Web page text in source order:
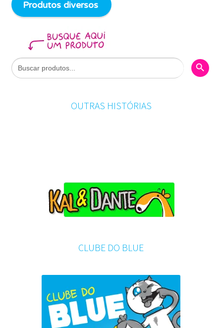
Produtos diversos
Search
for:
Search
OUTRAS HISTÓRIAS
CLUBE DO BLUE